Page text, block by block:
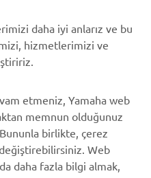
çıkan ürünleri ve daha
OL
daha iyi anlarız ve bu
hizmetlerimizi ve
etmeniz, Yamaha web
memnun olduğunuz
birlikte, çerez
Web
daha fazla bilgi almak,